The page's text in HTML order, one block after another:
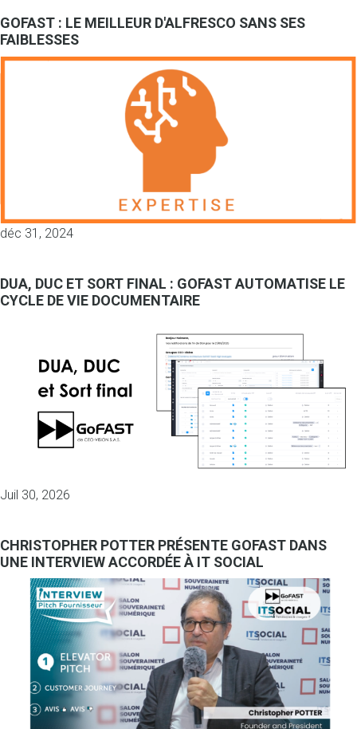
GOFAST : LE MEILLEUR D'ALFRESCO SANS SES
FAIBLESSES
déc 31, 2024
DUA, DUC ET SORT FINAL : GOFAST AUTOMATISE LE
CYCLE DE VIE DOCUMENTAIRE
Juil 30, 2026
CHRISTOPHER POTTER PRÉSENTE GOFAST DANS
UNE INTERVIEW ACCORDÉE À IT SOCIAL